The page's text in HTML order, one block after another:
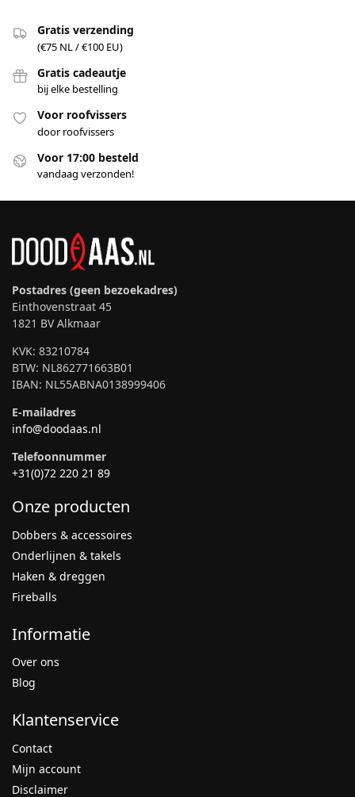
Gratis verzending
(€75 NL / €100 EU)
Gratis cadeautje
bij elke bestelling
Voor roofvissers
door roofvissers
Voor 17:00 besteld
vandaag verzonden!
Postadres (geen bezoekadres)
Einthovenstraat 45
1821 BV Alkmaar
KVK: 83210784
BTW: NL862771663B01
IBAN: NL55ABNA0138999406
E-mailadres
info@doodaas.nl
Telefoonnummer
+31(0)72 220 21 89
Onze producten
Dobbers & accessoires
Onderlijnen & takels
Haken & dreggen
Fireballs
Informatie
Over ons
Blog
Klantenservice
Contact
Mijn account
Disclaimer